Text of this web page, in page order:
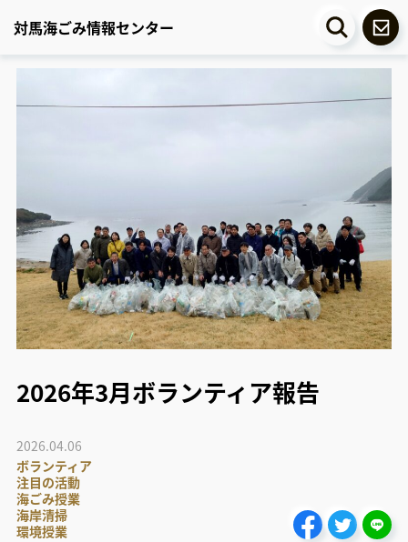
対馬海ごみ情報センター
2026年3月ボランティア報告
2026.04.06
ボランティア
注目の活動
海ごみ授業
海岸清掃
環境授業